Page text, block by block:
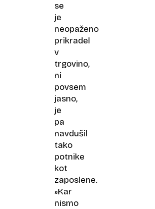
se
je
neopaženo
prikradel
v
trgovino,
ni
povsem
jasno,
je
pa
navdušil
tako
potnike
kot
zaposlene.
»Kar
nismo